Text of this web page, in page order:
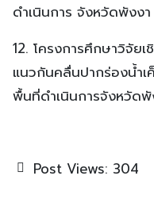
ดำเนินการ จังหวัดพังง
12. โครงการศึกษาวิจัย
แนวกันคลื่นปากร่องน้ำเ
พื้นที่ดำเนินการจังหวัด
Post Views: 304